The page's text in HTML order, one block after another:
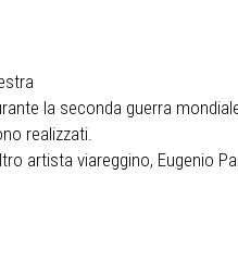
la seconda guerra
realizzati.
artista viareggino, Eugenio